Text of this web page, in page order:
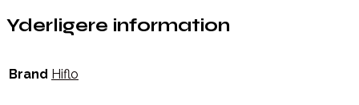
Yderligere information
Brand Hiflo